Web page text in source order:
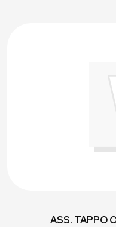
ASS. TAPPO